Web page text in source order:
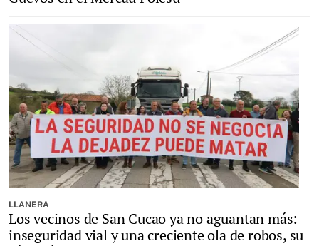
LLANERA
Los vecinos de San Cucao ya no aguantan más:
inseguridad vial y una creciente ola de robos, su